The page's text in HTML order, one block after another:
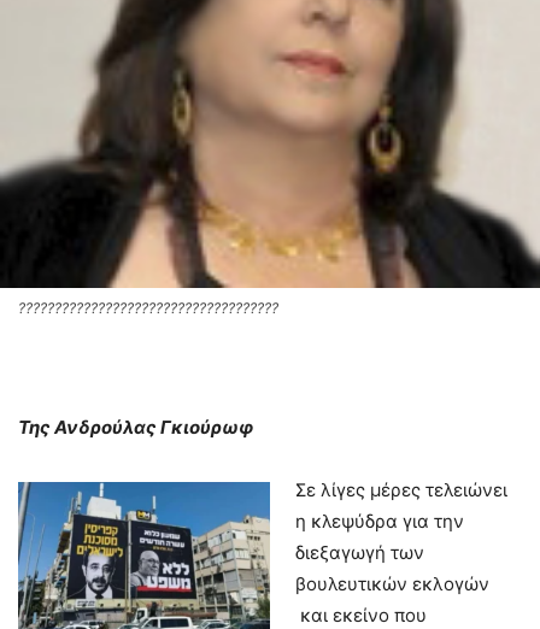
????????????????????????????????????
Της Ανδρούλας Γκιούρωφ
Σε λίγες μέρες τελειώνει
η κλεψύδρα για την
διεξαγωγή των
βουλευτικών εκλογών
και εκείνο που